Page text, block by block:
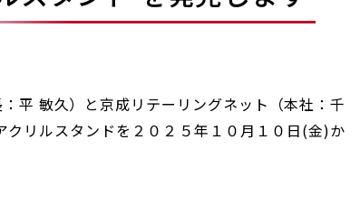
平 敏久）と京成リテーリングネット（本社：千
リルスタンドを２０２５年１０月１０日(金)か